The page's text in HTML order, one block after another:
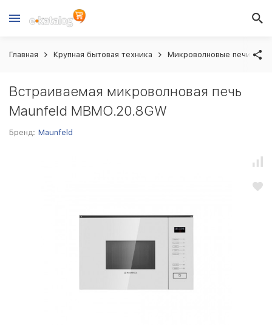
Главная Крупная бытовая техника Микроволновые печи
Встраиваемая микроволновая печь
Maunfeld MBMO.20.8GW
Бренд: Maunfeld